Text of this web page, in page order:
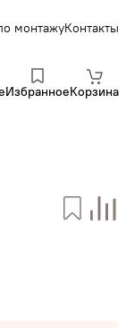
монтажуКонтакты
ИзбранноеКорзина